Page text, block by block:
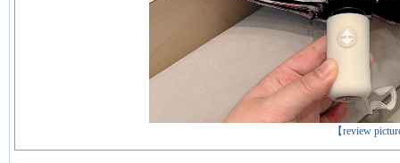
【review
下一张